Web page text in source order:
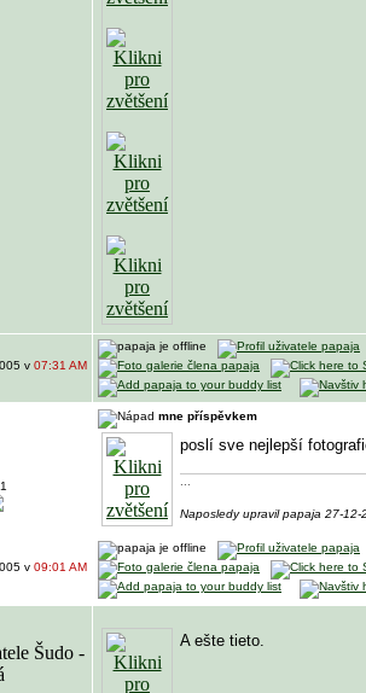
v 07:31 AM
mne příspěvkem
poslí sve nejlepší
Naposledy upravil papaja 27-12-
v 09:01 AM
A ešte tieto.